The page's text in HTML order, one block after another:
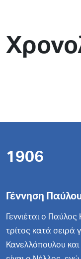
1906
Γέννηση
Γεννιέται ο
τρίτος κατά σειρά
Κανελλόπουλου